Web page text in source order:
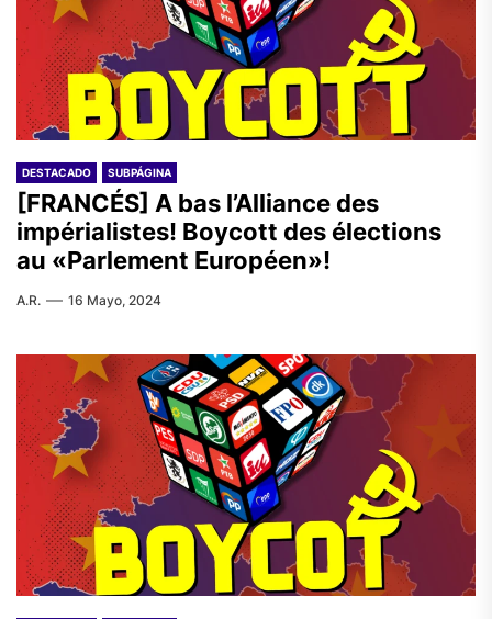
DESTACADO SUBPÁGINA
[FRANCÉS] A bas l’Alliance des
impérialistes! Boycott des élections
au «Parlement Européen»!
A.R. 16 Mayo, 2024